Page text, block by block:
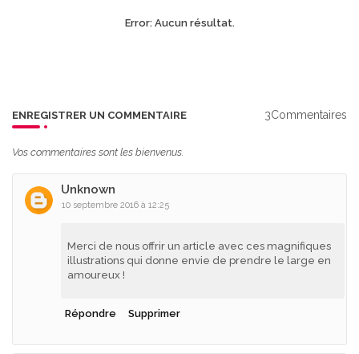
Error:Aucun résultat.
ENREGISTRER UN COMMENTAIRE 3Commentaires
Vos commentaires sont les bienvenus.
Unknown
10 septembre 2016 à 12:25
Merci de nous offrir un article avec ces magnifiques
illustrations qui donne envie de prendre le large en
amoureux !
Répondre Supprimer